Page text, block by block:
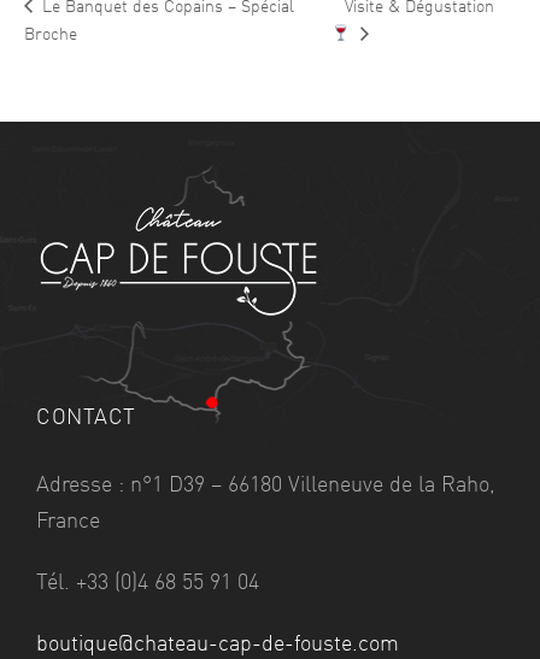
Le Banquet des Copains – Spécial
Broche
Visite & Dégustation
CONTACT
Adresse : n°1 D39 – 66180 Villeneuve de la Raho,
France
Tél. +33 (0)4 68 55 91 04
boutique@chateau-cap-de-fouste.com